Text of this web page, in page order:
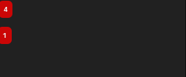
4
1